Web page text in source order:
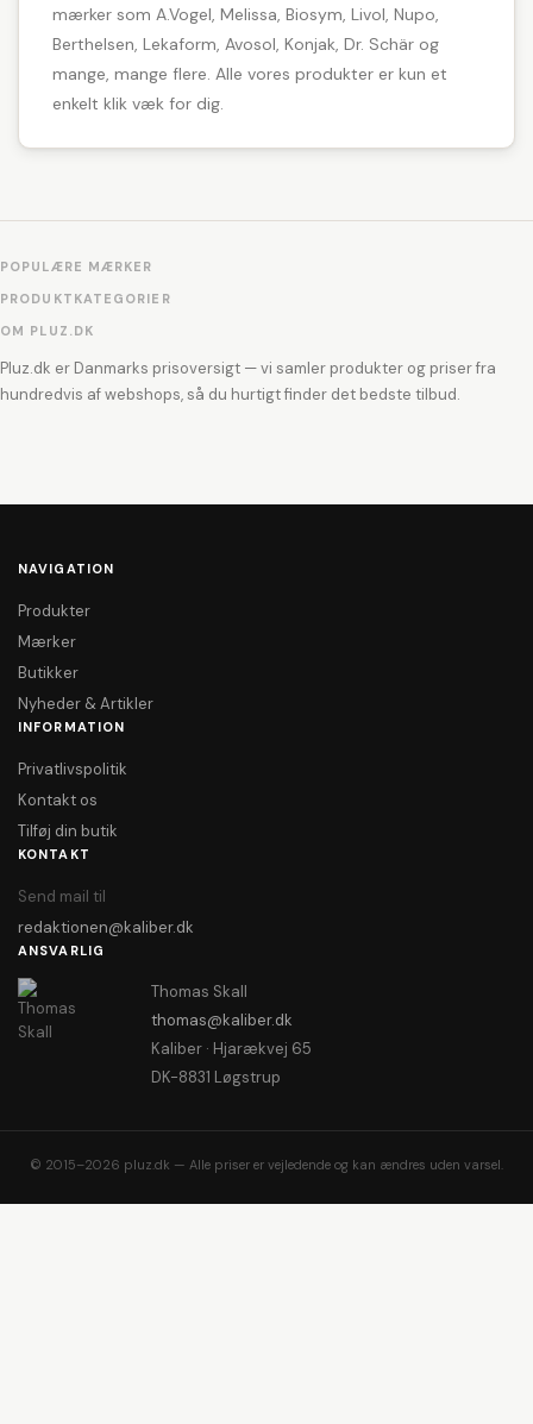
mærker som A.Vogel, Melissa, Biosym, Livol, Nupo,
Berthelsen, Lekaform, Avosol, Konjak, Dr. Schär og
mange, mange flere. Alle vores produkter er kun et
enkelt klik væk for dig.
POPULÆRE MÆRKER
PRODUKTKATEGORIER
OM PLUZ.DK
Pluz.dk er Danmarks prisoversigt — vi samler produkter og priser fra
hundredvis af webshops, så du hurtigt finder det bedste tilbud.
NAVIGATION
Produkter
Mærker
Butikker
Nyheder & Artikler
INFORMATION
Privatlivspolitik
Kontakt os
Tilføj din butik
KONTAKT
Send mail til
redaktionen@kaliber.dk
ANSVARLIG
Thomas Skall
thomas@kaliber.dk
Kaliber · Hjarækvej 65
DK-8831 Løgstrup
© 2015–2026 pluz.dk — Alle priser er vejledende og kan ændres uden varsel.